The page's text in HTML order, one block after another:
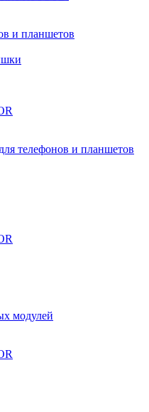
и планшетов
телефонов и планшетов
модулей